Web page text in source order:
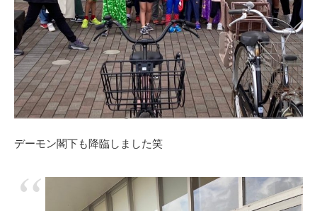
デーモン閣下も降臨しました笑